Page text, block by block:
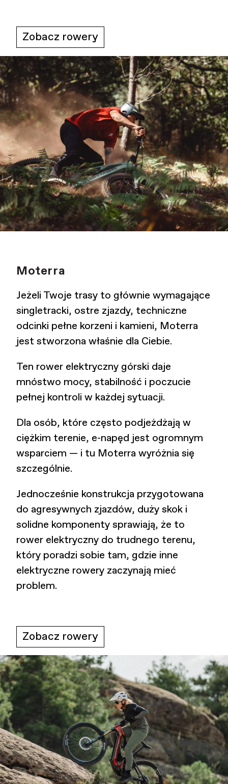
Zobacz rowery
Moterra
Jeżeli Twoje trasy to głównie wymagające
singletracki, ostre zjazdy, techniczne
odcinki pełne korzeni i kamieni, Moterra
jest stworzona właśnie dla Ciebie.
Ten rower elektryczny górski daje
mnóstwo mocy, stabilność i poczucie
pełnej kontroli w każdej sytuacji.
Dla osób, które często podjeżdżają w
ciężkim terenie, e-napęd jest ogromnym
wsparciem — i tu Moterra wyróżnia się
szczególnie.
Jednocześnie konstrukcja przygotowana
do agresywnych zjazdów, duży skok i
solidne komponenty sprawiają, że to
rower elektryczny do trudnego terenu,
który poradzi sobie tam, gdzie inne
elektryczne rowery zaczynają mieć
problem.
Zobacz rowery